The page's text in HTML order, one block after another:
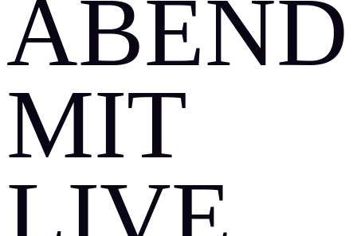
ABEND
MIT